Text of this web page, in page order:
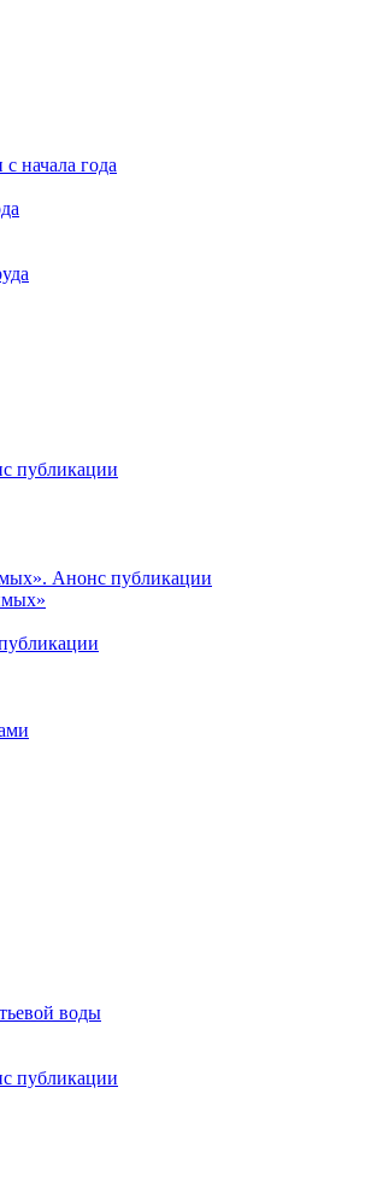
начала года
публикации
Анонс публикации
воды
публикации